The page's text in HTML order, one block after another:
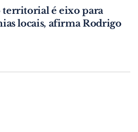
é eixo para
locais, afirma Rodrigo